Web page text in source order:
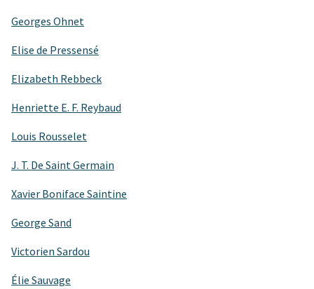
Georges Ohnet
Elise de Pressensé
Elizabeth Rebbeck
Henriette E. F. Reybaud
Louis Rousselet
J. T. De Saint Germain
Xavier Boniface Saintine
George Sand
Victorien Sardou
Élie Sauvage